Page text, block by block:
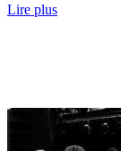
Lire plus